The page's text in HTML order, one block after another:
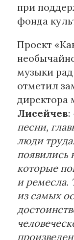
при
фонда
Проект
музыки
отметил
директора
Лисейчев:
песни,
люди
появились
которые
и ремесла.
из самых